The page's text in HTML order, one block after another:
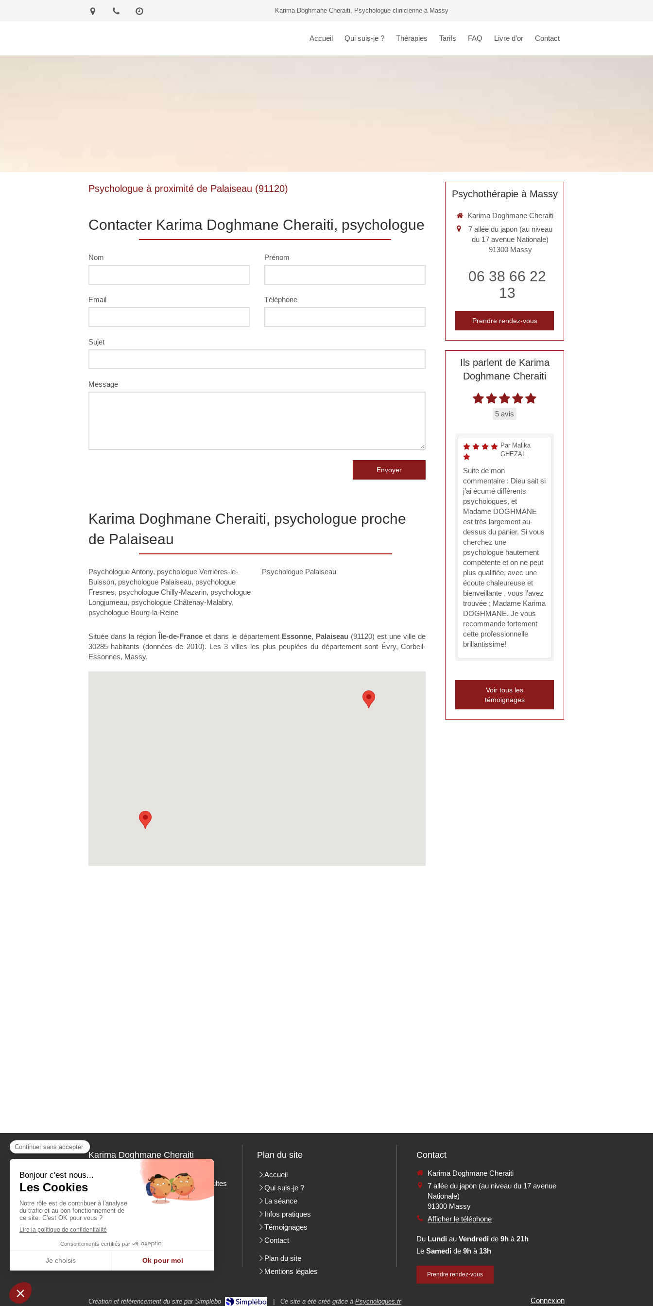
Karima Doghmane Cheraiti, Psychologue clinicienne à Massy
Accueil Qui suis-je ? Thérapies Tarifs FAQ Livre d'or Contact
Psychologue à proximité de Palaiseau (91120)
Contacter Karima Doghmane Cheraiti, psychologue
Nom Prénom
Email Téléphone
Sujet
Message
Envoyer
Karima Doghmane Cheraiti, psychologue proche
de Palaiseau
Psychologue Antony, psychologue Verrières-le-
Buisson, psychologue Palaiseau, psychologue
Fresnes, psychologue Chilly-Mazarin, psychologue
Longjumeau, psychologue Châtenay-Malabry,
psychologue Bourg-la-Reine
Psychologue Palaiseau
Située dans la région Île-de-France et dans le département Essonne, Palaiseau (91120) est une ville de
30285 habitants (données de 2010). Les 3 villes les plus peuplées du département sont Évry, Corbeil-
Essonnes, Massy.
Psychothérapie à Massy
Karima Doghmane Cheraiti
7 allée du japon (au niveau
du 17 avenue Nationale)
91300 Massy
06 38 66 22
13
Prendre rendez-vous
Ils parlent de Karima
Doghmane Cheraiti
5 avis
Par Malika
GHEZAL
Suite de mon
commentaire : Dieu sait si
j’ai écumé différents
psychologues, et
Madame DOGHMANE
est très largement au-
dessus du panier. Si vous
cherchez une
psychologue hautement
compétente et on ne peut
plus qualifiée, avec une
écoute chaleureuse et
bienveillante , vous l’avez
trouvée ; Madame Karima
DOGHMANE. Je vous
recommande fortement
cette professionnelle
brillantissime!
Voir tous les
témoignages
Karima Doghmane Cheraiti
Psychologue clinicienne à Massy
j'accompagne enfants, adolescents, adultes
ou encore seniors pour soulager vos
souffrances morales : épuisement,
addiction aux drogues, douleurs
burn-out...
Plan du site
Accueil
Qui suis-je ?
La séance
Infos pratiques
Témoignages
Contact
Plan du site
Mentions légales
Contact
Karima Doghmane Cheraiti
7 allée du japon (au niveau du 17 avenue
Nationale)
91300 Massy
Afficher le téléphone
Du Lundi auVendredi de9h à21h
LeSamedi de9h à 13h
Prendre rendez-vous
Création et référencement du site par Simplébo | Ce site a été créé grâce àPsychologues.fr Connexion